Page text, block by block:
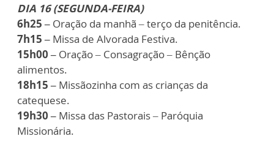
DIA 16 (SEGUNDA-FEIRA)
6h25 – Oração da manhã – terço da penitência.
7h15 – Missa de Alvorada Festiva.
15h00 – Oração – Consagração – Bênção
alimentos.
18h15 – Missãozinha com as crianças da
catequese.
19h30 – Missa das Pastorais – Paróquia
Missionária.